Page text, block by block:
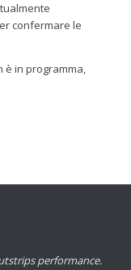
confermare le
in programma,
performance.